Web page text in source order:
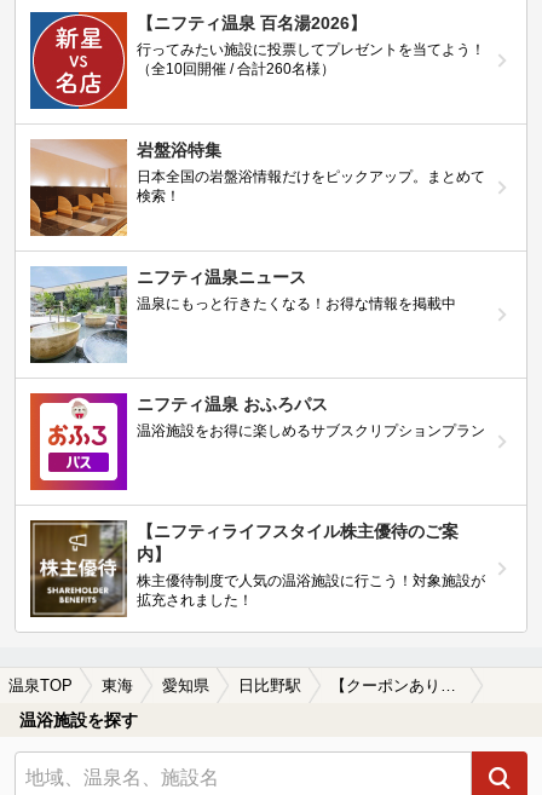
【ニフティ温泉 百名湯2026】
行ってみたい施設に投票してプレゼントを当てよう！
（全10回開催 / 合計260名様）
岩盤浴特集
日本全国の岩盤浴情報だけをピックアップ。まとめて
検索！
ニフティ温泉ニュース
温泉にもっと行きたくなる！お得な情報を掲載中
ニフティ温泉 おふろパス
温浴施設をお得に楽しめるサブスクリプションプラン
【ニフティライフスタイル株主優待のご案
内】
株主優待制度で人気の温浴施設に行こう！対象施設が
拡充されました！
温泉TOP 東海 愛知県 日比野駅 【クーポンあり】ロウリュが楽しめる日比野駅近くの温泉、日帰り温泉、スーパー銭湯おすすめ
温浴施設を探す